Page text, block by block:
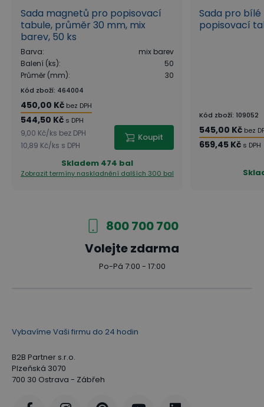
Sada magnetů pro popisovací
tabule, průměr 30 mm, mix
barev, 50 ks
Barva:
mix barev
Balení (ks):
50
Průměr (mm): 30
Kód zboží: 464004
450,00 Kč bez DPH
544,50 Kč s DPH
9,00 Kč/ks bez DPH
10,89 Kč/ks s DPH
Koupit
Skladem 474 bal
Zobrazit termíny naskladnění dalších 300 bal
Sada pro
popisovací
Kód zboží: 109052
545,00 Kč bez
659,45 Kč s DPH
800 700 700
Volejte zdarma
Po-Pá 7:00 - 17:00
Vybavíme Vaši firmu do 24 hodin
B2B Partner s.r.o.
Plzeňská 3070
700 30 Ostrava - Zábřeh